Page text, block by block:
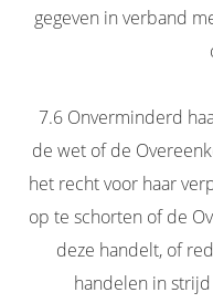
gegeven in verband
7.6 Onverminderd
de wet of de
het recht voor haar
op te schorten of de
deze handelt, of
handelen in